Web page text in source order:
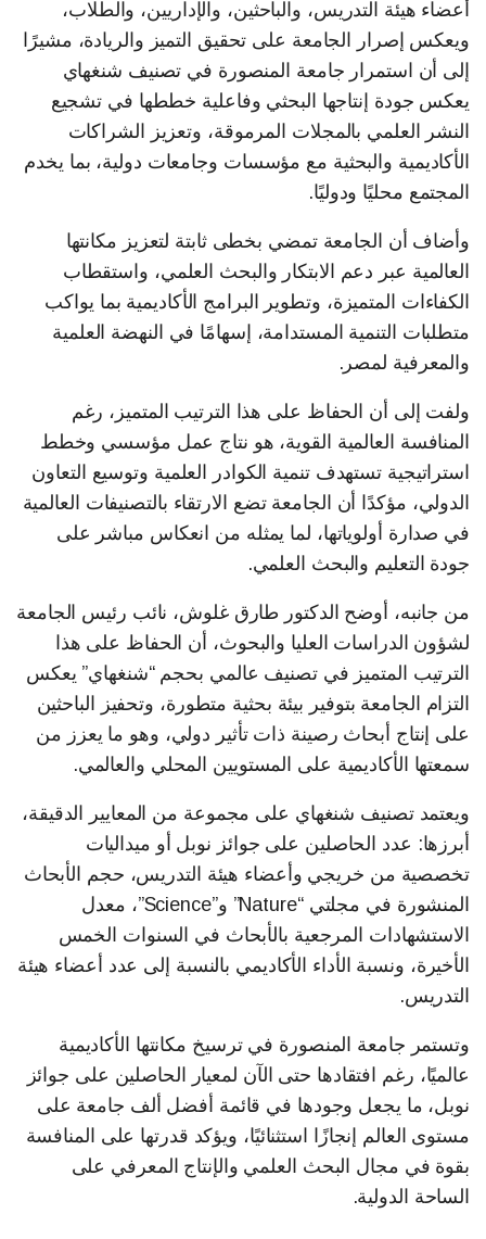
أعضاء هيئة التدريس، والباحثين، والإداريين، والطلاب،
ويعكس إصرار الجامعة على تحقيق التميز والريادة، مشيرًا
إلى أن استمرار جامعة المنصورة في تصنيف شنغهاي
يعكس جودة إنتاجها البحثي وفاعلية خططها في تشجيع
النشر العلمي بالمجلات المرموقة، وتعزيز الشراكات
الأكاديمية والبحثية مع مؤسسات وجامعات دولية، بما يخدم
المجتمع محليًا ودوليًا.
وأضاف أن الجامعة تمضي بخطى ثابتة لتعزيز مكانتها
العالمية عبر دعم الابتكار والبحث العلمي، واستقطاب
الكفاءات المتميزة، وتطوير البرامج الأكاديمية بما يواكب
متطلبات التنمية المستدامة، إسهامًا في النهضة العلمية
والمعرفية لمصر.
ولفت إلى أن الحفاظ على هذا الترتيب المتميز، رغم
المنافسة العالمية القوية، هو نتاج عمل مؤسسي وخطط
استراتيجية تستهدف تنمية الكوادر العلمية وتوسيع التعاون
الدولي، مؤكدًا أن الجامعة تضع الارتقاء بالتصنيفات العالمية
في صدارة أولوياتها، لما يمثله من انعكاس مباشر على
جودة التعليم والبحث العلمي.
من جانبه، أوضح الدكتور طارق غلوش، نائب رئيس الجامعة
لشؤون الدراسات العليا والبحوث، أن الحفاظ على هذا
الترتيب المتميز في تصنيف عالمي بحجم “شنغهاي” يعكس
التزام الجامعة بتوفير بيئة بحثية متطورة، وتحفيز الباحثين
على إنتاج أبحاث رصينة ذات تأثير دولي، وهو ما يعزز من
سمعتها الأكاديمية على المستويين المحلي والعالمي.
ويعتمد تصنيف شنغهاي على مجموعة من المعايير الدقيقة،
أبرزها: عدد الحاصلين على جوائز نوبل أو ميداليات
تخصصية من خريجي وأعضاء هيئة التدريس، حجم الأبحاث
المنشورة في مجلتي “Nature” و”Science”، معدل
الاستشهادات المرجعية بالأبحاث في السنوات الخمس
الأخيرة، ونسبة الأداء الأكاديمي بالنسبة إلى عدد أعضاء هيئة
التدريس.
وتستمر جامعة المنصورة في ترسيخ مكانتها الأكاديمية
عالميًا، رغم افتقادها حتى الآن لمعيار الحاصلين على جوائز
نوبل، ما يجعل وجودها في قائمة أفضل ألف جامعة على
مستوى العالم إنجازًا استثنائيًا، ويؤكد قدرتها على المنافسة
بقوة في مجال البحث العلمي والإنتاج المعرفي على
الساحة الدولية.